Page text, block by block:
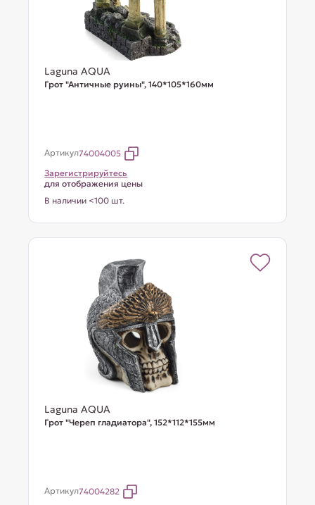
Laguna AQUA
Грот "Античные руины", 140*105*160мм
Артикул74004005
Зарегистрируйтесь
для отображения цены
В наличии <100 шт.
Laguna AQUA
Грот "Череп гладиатора", 152*112*155мм
Артикул74004282